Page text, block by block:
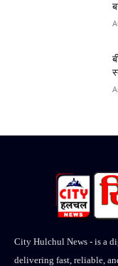
City Hulchul News - is a
delivering fast, reliable,